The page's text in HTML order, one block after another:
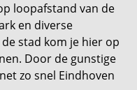
loopafstand van de
en diverse
stad kom je hier op
Door de gunstige
zo snel Eindhoven